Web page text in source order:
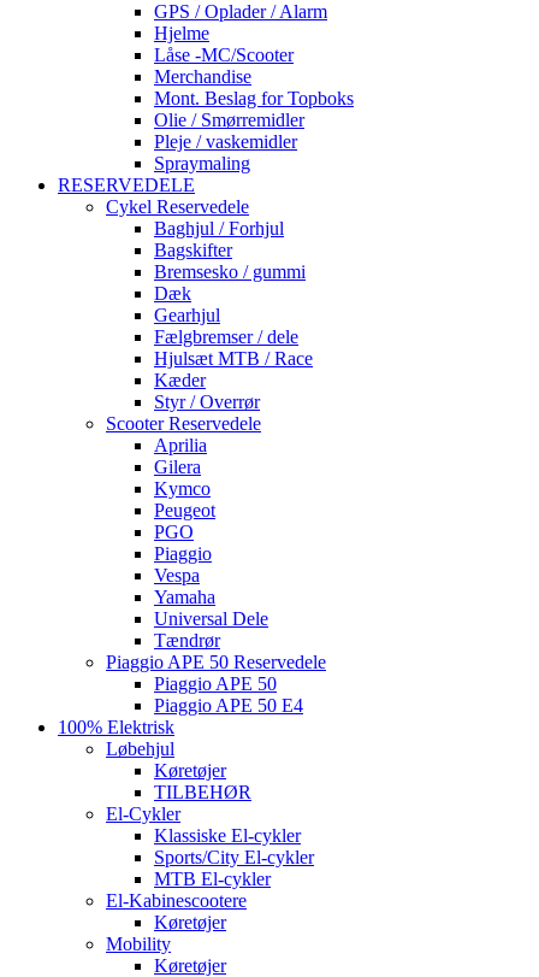
GPS / Oplader / Alarm
Hjelme
Låse -MC/Scooter
Merchandise
Mont. Beslag for Topboks
Olie / Smørremidler
Pleje / vaskemidler
Spraymaling
RESERVEDELE
Cykel Reservedele
Baghjul / Forhjul
Bagskifter
Bremsesko / gummi
Dæk
Gearhjul
Fælgbremser / dele
Hjulsæt MTB / Race
Kæder
Styr / Overrør
Scooter Reservedele
Aprilia
Gilera
Kymco
Peugeot
PGO
Piaggio
Vespa
Yamaha
Universal Dele
Tændrør
Piaggio APE 50 Reservedele
Piaggio APE 50
Piaggio APE 50 E4
100% Elektrisk
Løbehjul
Køretøjer
TILBEHØR
El-Cykler
Klassiske El-cykler
Sports/City El-cykler
MTB El-cykler
El-Kabinescootere
Køretøjer
Mobility
Køretøjer